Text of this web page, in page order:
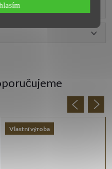
Vlastní výroba